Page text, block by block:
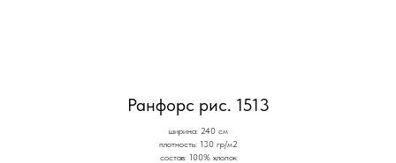
Ранфорс рис. 1513
ширина: 240 см
плотность: 130 гр/м2
состав: 100% хлопок